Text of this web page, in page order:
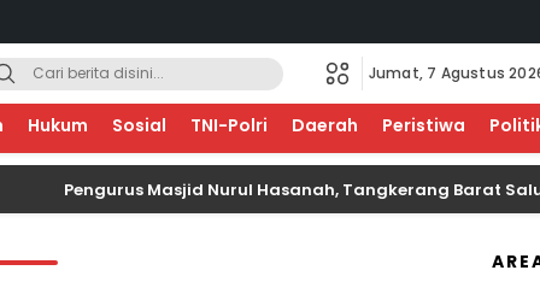
EDUKASI UNTUK NEGERI
Jumat, 7 Agustus
Hukum Sosial TNI-Polri Daerah Peristiwa
Pengurus Masjid Nurul Hasanah, Tangkerang Barat